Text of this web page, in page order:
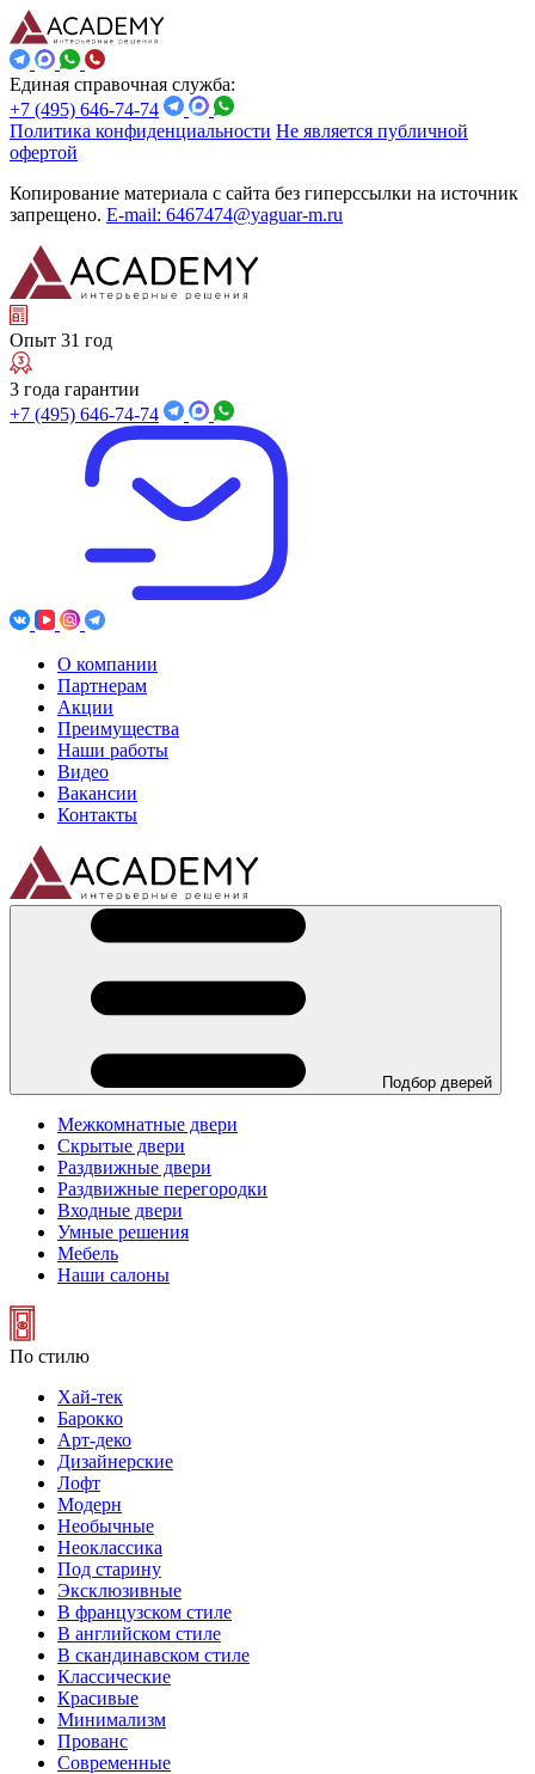
Единая справочная служба:
+7 (495) 646-74-74
Политика конфиденциальности Не является публичной
офертой
Копирование материала с сайта без гиперссылки на источник
запрещено. E-mail: 6467474@yaguar-m.ru
Опыт 31 год
3 года гарантии
+7 (495) 646-74-74
О компании
Партнерам
Акции
Преимущества
Наши работы
Видео
Вакансии
Контакты
Подбор дверей
Межкомнатные двери
Скрытые двери
Раздвижные двери
Раздвижные перегородки
Входные двери
Умные решения
Мебель
Наши салоны
По стилю
Хай-тек
Барокко
Арт-деко
Дизайнерские
Лофт
Модерн
Необычные
Неоклассика
Под старину
Эксклюзивные
В французском стиле
В английском стиле
В скандинавском стиле
Классические
Красивые
Минимализм
Прованс
Современные